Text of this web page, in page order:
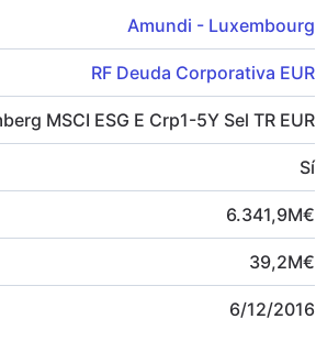
Amundi - Luxembourg
RF Deuda Corporativa EUR
MSCI ESG E Crp1-5Y Sel TR EUR
Sí
6.341,9M€
39,2M€
6/12/2016